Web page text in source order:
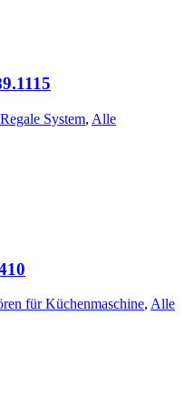
Regale System, Alle
für Küchenmaschine, Alle